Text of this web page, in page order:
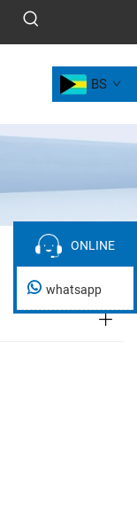
BS
ONLINE
ONLINE
whatsapp